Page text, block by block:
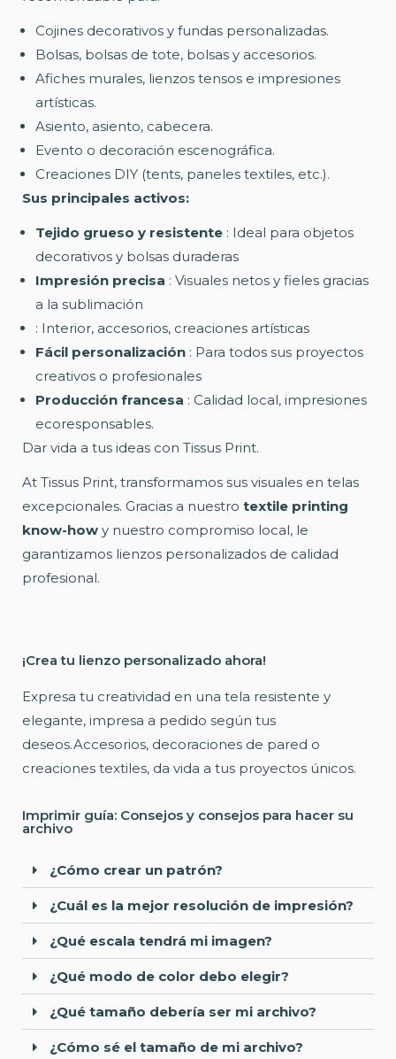
Cojines decorativos y fundas personalizadas.
Bolsas, bolsas de tote, bolsas y accesorios.
Afiches murales, lienzos tensos e impresiones
artísticas.
Asiento, asiento, cabecera.
Evento o decoración escenográfica.
Creaciones DIY (tents, paneles textiles, etc.).
Sus principales activos:
Tejido grueso y resistente : Ideal para objetos
decorativos y bolsas duraderas
Impresión precisa : Visuales netos y fieles gracias
a la sublimación
: Interior, accesorios, creaciones artísticas
Fácil personalización : Para todos sus proyectos
creativos o profesionales
Producción francesa : Calidad local, impresiones
ecoresponsables.
Dar vida a tus ideas con Tissus Print.
At Tissus Print, transformamos sus visuales en telas
excepcionales. Gracias a nuestro textile printing
know-how y nuestro compromiso local, le
garantizamos lienzos personalizados de calidad
profesional.
¡Crea tu lienzo personalizado ahora!
Expresa tu creatividad en una tela resistente y
elegante, impresa a pedido según tus
deseos.Accesorios, decoraciones de pared o
creaciones textiles, da vida a tus proyectos únicos.
Imprimir guía: Consejos y consejos para hacer su
archivo
¿Cómo crear un patrón?
¿Cuál es la mejor resolución de impresión?
¿Qué escala tendrá mi imagen?
¿Qué modo de color debo elegir?
¿Qué tamaño debería ser mi archivo?
¿Cómo sé el tamaño de mi archivo?